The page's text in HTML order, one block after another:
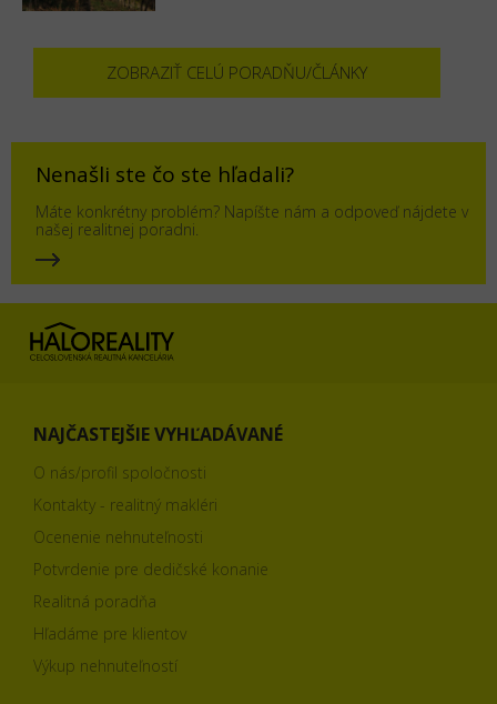
ZOBRAZIŤ CELÚ PORADŇU/ČLÁNKY
Nenašli ste čo ste hľadali?
Máte konkrétny problém? Napíšte nám a odpoveď nájdete v
našej realitnej poradni.
NAJČASTEJŠIE VYHĽADÁVANÉ
O nás/profil spoločnosti
Kontakty - realitný makléri
Ocenenie nehnuteľnosti
Potvrdenie pre dedičské konanie
Realitná poradňa
Hľadáme pre klientov
Výkup nehnuteľností